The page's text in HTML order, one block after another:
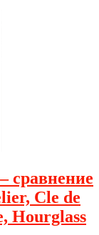
сравнение
Cle de
Hourglass